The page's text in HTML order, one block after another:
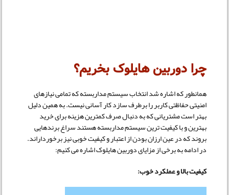
چرا دوربین هایلوک بخریم؟
همانطور که اشاره شد انتخاب سیستم مداربسته که تمامی نیازهای
امنیتی حفاظتی کاربر را برطرف سازد کار آسانی نیست. به همین دلیل
بهتر است مشتریانی که به دنبال صرف کمترین هزینه برای خرید
بهترین و با کیفیت ترین سیستم مداربسته هستند سراغ برندهایی
بروند که در عین ارزان بودن از اعتبار و کیفیت خوبی نیز برخورداراند.
در ادامه به برخی از مزایای دوربین هایلوک اشاره می کنیم:
کیفیت بالا و عملکرد خوب: